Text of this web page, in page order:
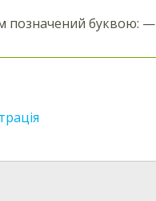
позначений буквою: —